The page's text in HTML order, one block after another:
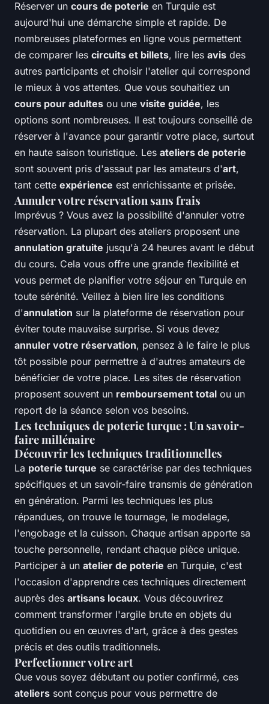
Réserver un cours de poterie en Turquie est
aujourd'hui une démarche simple et rapide. De
nombreuses plateformes en ligne vous permettent
de comparer les circuits et billets, lire les avis des
autres participants et choisir l'atelier qui correspond
le mieux à vos attentes. Que vous souhaitiez un
cours pour adultes ou une visite guidée, les
options sont nombreuses. Il est toujours conseillé de
réserver à l'avance pour garantir votre place, surtout
en haute saison touristique. Les ateliers de poterie
sont souvent pris d'assaut par les amateurs d'art,
tant cette expérience est enrichissante et prisée.
Annuler votre réservation sans frais
Imprévus ? Vous avez la possibilité d'annuler votre
réservation. La plupart des ateliers proposent une
annulation gratuite jusqu'à 24 heures avant le début
du cours. Cela vous offre une grande flexibilité et
vous permet de planifier votre séjour en Turquie en
toute sérénité. Veillez à bien lire les conditions
d'annulation sur la plateforme de réservation pour
éviter toute mauvaise surprise. Si vous devez
annuler votre réservation, pensez à le faire le plus
tôt possible pour permettre à d'autres amateurs de
bénéficier de votre place. Les sites de réservation
proposent souvent un remboursement total ou un
report de la séance selon vos besoins.
Les techniques de poterie turque : Un savoir-
faire millénaire
Découvrir les techniques traditionnelles
La poterie turque se caractérise par des techniques
spécifiques et un savoir-faire transmis de génération
en génération. Parmi les techniques les plus
répandues, on trouve le tournage, le modelage,
l'engobage et la cuisson. Chaque artisan apporte sa
touche personnelle, rendant chaque pièce unique.
Participer à un atelier de poterie en Turquie, c'est
l'occasion d'apprendre ces techniques directement
auprès des artisans locaux. Vous découvrirez
comment transformer l'argile brute en objets du
quotidien ou en œuvres d'art, grâce à des gestes
précis et des outils traditionnels.
Perfectionner votre art
Que vous soyez débutant ou potier confirmé, ces
ateliers sont conçus pour vous permettre de